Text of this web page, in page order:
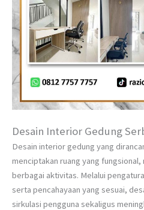
Desain Interior Gedung
Desain interior gedung yang
menciptakan ruang yang
berbagai aktivitas. Melalui
serta pencahayaan yang sesuai,
sirkulasi pengguna sekaligus